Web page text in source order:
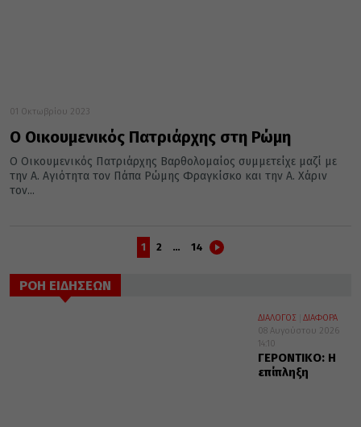
01 Οκτωβρίου 2023
Ο Οικουμενικός Πατριάρχης στη Ρώμη
O Οικουμενικός Πατριάρχης Βαρθολομαίος συμμετείχε μαζί με
την Α. Αγιότητα τον Πάπα Ρώμης Φραγκίσκο και την Α. Χάριν
τον...
1 2 … 14
ΡΟΗ ΕΙΔΗΣΕΩΝ
ΔΙΑΛΟΓΟΣ
ΔΙΑΦΟΡΑ
08 Αυγούστου 2026
14:10
ΓΕΡΟΝΤΙΚΟ: Η
επίπληξη